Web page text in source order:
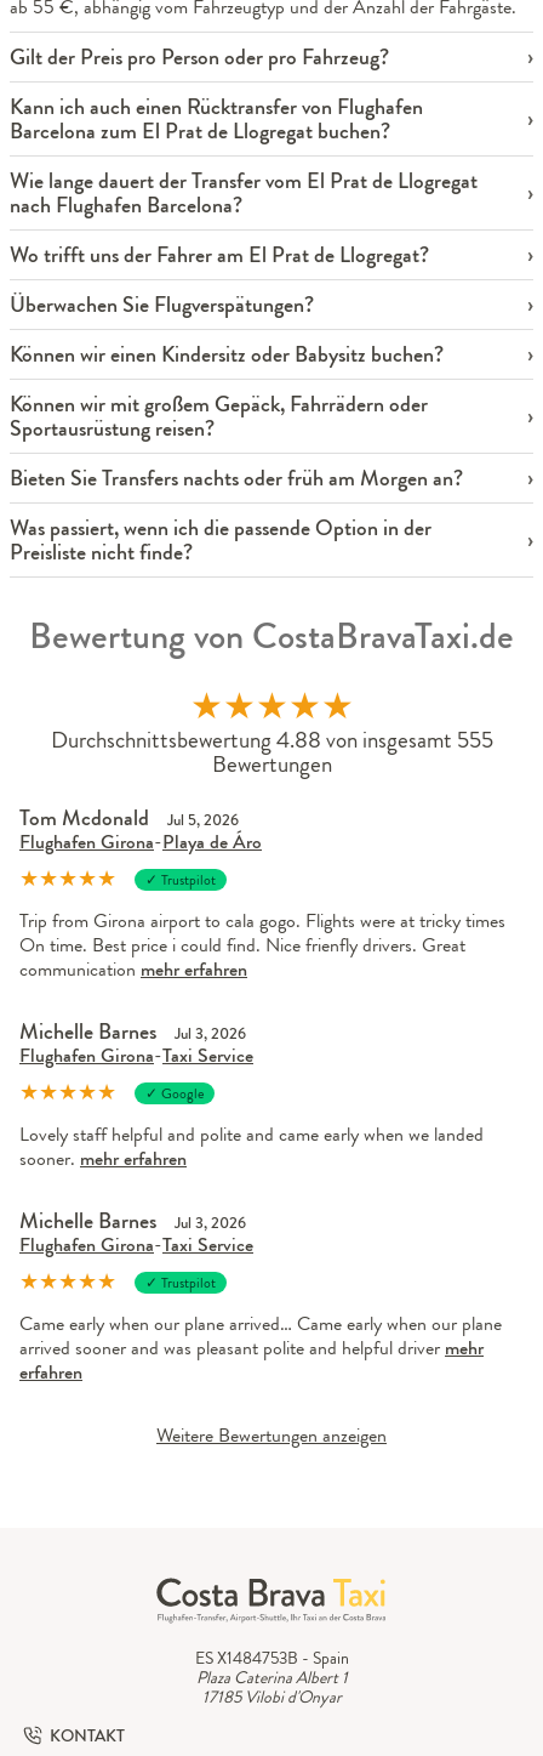
ab 55 €, abhängig vom Fahrzeugtyp und der Anzahl der Fahrgäste.
Gilt der Preis pro Person oder pro Fahrzeug?
Kann ich auch einen Rücktransfer von Flughafen
Barcelona zum El Prat de Llogregat buchen?
Wie lange dauert der Transfer vom El Prat de Llogregat
nach Flughafen Barcelona?
Wo trifft uns der Fahrer am El Prat de Llogregat?
Überwachen Sie Flugverspätungen?
Können wir einen Kindersitz oder Babysitz buchen?
Können wir mit großem Gepäck, Fahrrädern oder
Sportausrüstung reisen?
Bieten Sie Transfers nachts oder früh am Morgen an?
Was passiert, wenn ich die passende Option in der
Preisliste nicht finde?
Bewertung von CostaBravaTaxi.de
★★★★★
Durchschnittsbewertung 4.88 von insgesamt 555
Bewertungen
Tom Mcdonald Jul 5, 2026
Flughafen Girona-Playa de Áro
★★★★★ ✓ Trustpilot
Trip from Girona airport to cala gogo. Flights were at tricky times
On time. Best price i could find. Nice frienfly drivers. Great
communication mehr erfahren
Michelle Barnes Jul 3, 2026
Flughafen Girona-Taxi Service
★★★★★ ✓ Google
Lovely staff helpful and polite and came early when we landed
sooner. mehr erfahren
Michelle Barnes Jul 3, 2026
Flughafen Girona-Taxi Service
★★★★★ ✓ Trustpilot
Came early when our plane arrived… Came early when our plane
arrived sooner and was pleasant polite and helpful driver mehr
erfahren
Weitere Bewertungen anzeigen
ES X1484753B - Spain
Plaza Caterina Albert 1
17185 Vilobi d'Onyar
KONTAKT